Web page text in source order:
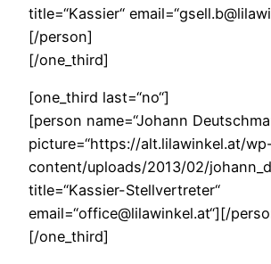
title=“Kassier“
[/person]
[/one_third]
[one_third last=“no“]
[person name=“Johann
picture=“https://alt.lilawinkel.at/
content/uploads/2013/02/
title=“Kassier-Stellvertreter“
email=“office@lilawinkel.at“][/
[/one_third]